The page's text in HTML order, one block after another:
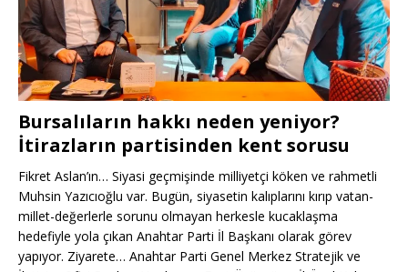
Bursalıların hakkı neden yeniyor?
İtirazların partisinden kent sorusu
Fikret Aslan’ın… Siyasi geçmişinde milliyetçi köken ve rahmetli
Muhsin Yazıcıoğlu var. Bugün, siyasetin kalıplarını kırıp vatan-
millet-değerlerle sorunu olmayan herkesle kucaklaşma
hedefiyle yola çıkan Anahtar Parti İl Başkanı olarak görev
yapıyor. Ziyarete… Anahtar Parti Genel Merkez Stratejik ve